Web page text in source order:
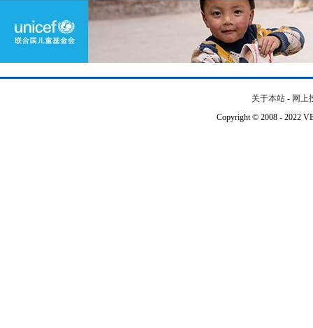
关于本站 - 网上
Copyright © 2008 - 2022